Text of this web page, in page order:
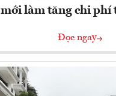
mới làm tăng chi phí
Đọc ngay